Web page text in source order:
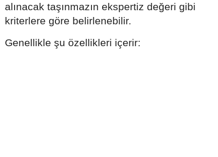
alınacak taşınmazın ekspertiz değeri gibi
kriterlere göre belirlenebilir.
Genellikle şu özellikleri içerir: